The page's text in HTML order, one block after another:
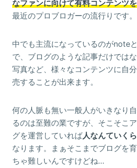
なファンに向けて有料コンテンツ
最近のプロブロガーの流行りです。
中でも主流になっているのがnote
で、ブログのような記事だけではな
写真など、様々なコンテンツに自
売することが出来ます。
何の人脈も無い一般人がいきなり
るのは至難の業ですが、そこそこ
グを運営していれば人なんていく
なります。まぁそこまでブログを
ちゃ難しいんですけどね…